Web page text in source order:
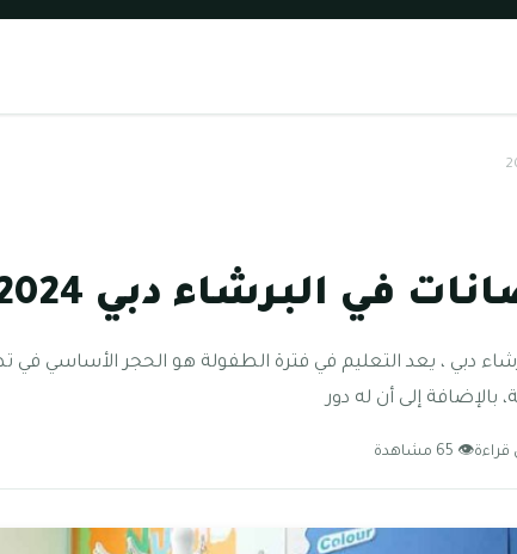
في البرشاء دبي 2024
دبي ، يعد التعليم في فترة الطفولة هو الحجر
بالإضافة إلى أن له دور
👁 65 مشاهدة